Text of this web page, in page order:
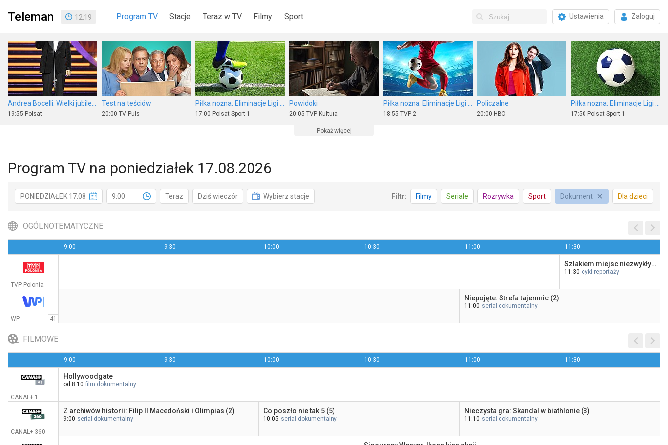
Teleman 12:19 Program TV Stacje Teraz w TV Filmy Sport Ustawienia Zaloguj
19:55 Polsat
Test na teściów
20:00 TV Puls 17:00 Polsat Sport 1
Powidoki
20:05 TVP Kultura 18:55 TVP 2
Policzalne
20:00 HBO 17:50 Polsat Sport 1
Program informacyjny 19.30
19:30TVP 1
Jerry Maguire
22:20Polsat
Papusza
15:05TVP Kultura
Wydarzenia 24
15:30Polsat
Rodzina Leśniewskich odc. 1
17:45TVP Kultura
Żużel: Metalkas 2. Ekstraliga
20:00CANAL+ Sport 5 20:00TVN 7
20:00 CANAL+ Premium
Złap mnie, jeśli potrafisz
Pokaż więcej
Program TV na poniedziałek 17.08.2026
PONIEDZIAŁEK 17.08 9:00 Teraz Dziś wieczór Wybierz stacje Filtr: Filmy Seriale Rozrywka Sport Dokument Dla dzieci
OGÓLNOTEMATYCZNE
9:00 9:30 10:00 10:30 11:00 11:30
TVP Polonia
Szlakiem miejsc niezwykłych: Pomniki historii: Grunwald, Racławice
11:30 cykl reportaży
WP 41
Niepojęte: Strefa tajemnic (2)
11:00 serial dokumentalny
FILMOWE
9:00 9:30 10:00 10:30 11:00 11:30
CANAL+ 1
Hollywoodgate
od 8:10 film dokumentalny
CANAL+ 360
Z archiwów historii: Filip II Macedoński i Olimpias (2)
9:00 serial dokumentalny
Co poszło nie tak 5 (5)
10:05 serial dokumentalny
Nieczysta gra: Skandal w biathlonie (3)
11:10 serial dokumentalny